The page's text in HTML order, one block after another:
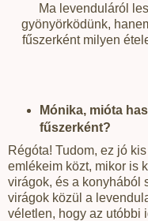
Ma levenduláról
gyönyörködünk,
fűszerként milyen
Mónika, mióta
fűszerként?
Régóta! Tudom, ez jó
emlékeim közt, mikor is
virágok, és a konyhából
virágok közül a
véletlen, hogy az utóbbi